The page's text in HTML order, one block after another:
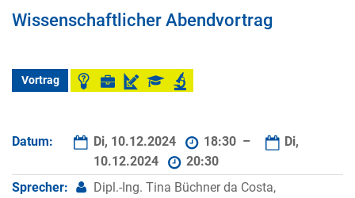
Wissenschaftlicher Abendvortrag
Vortrag
Datum: Di, 10.12.2024 18:30 –
Di,
10.12.2024
20:30
Sprecher:
Dipl.-Ing. Tina Büchner da Costa,